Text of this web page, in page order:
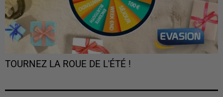
TOURNEZ LA ROUE DE L'ÉTÉ !